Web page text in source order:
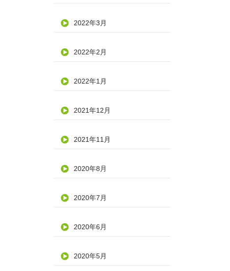
2022年3月
2022年2月
2022年1月
2021年12月
2021年11月
2020年8月
2020年7月
2020年6月
2020年5月